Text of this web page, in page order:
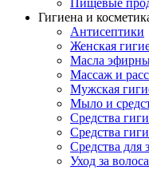
Пищевые
Гигиена и
Антисептики
Женская
Масла
Массаж и
Мужская
Мыло и
Средства
Средства
Средства для
Уход за